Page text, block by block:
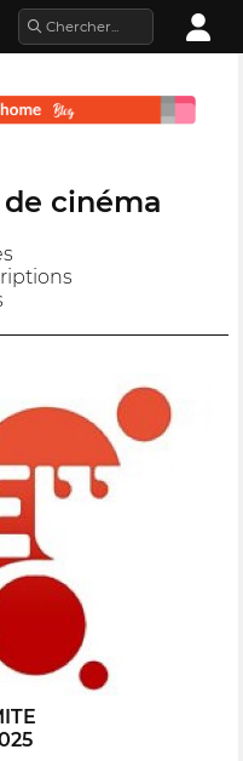
cinéma